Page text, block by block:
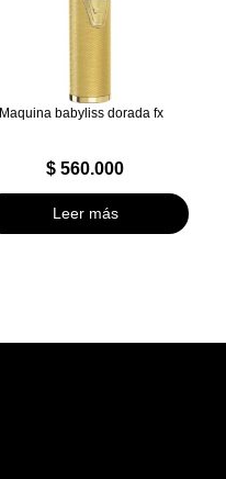
Maquina babyliss dorada fx
$ 560.000
Leer más